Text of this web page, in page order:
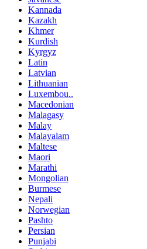
Kannada
Kazakh
Khmer
Kurdish
Kyrgyz
Latin
Latvian
Lithuanian
Luxembou..
Macedonian
Malagasy
Malay
Malayalam
Maltese
Maori
Marathi
Mongolian
Burmese
Nepali
Norwegian
Pashto
Persian
Punjabi